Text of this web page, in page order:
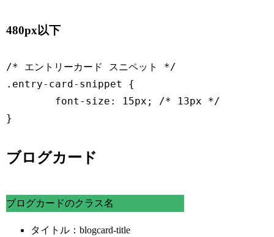
480px以下
/* エントリーカード スニペット */
.entry-card-snippet {
}
ブログカード
ブログカードのクラス名
タイトル：blogcard-title